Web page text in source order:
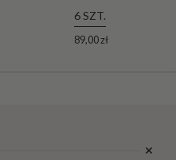
6 SZT.
89,00 zł